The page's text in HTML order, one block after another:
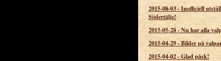
2015-08-03-Inofficiell
Södertälje!
2015-05-28-Nu har alla
2015-04-29-Bilder på
2015-04-02-Glad påsk!